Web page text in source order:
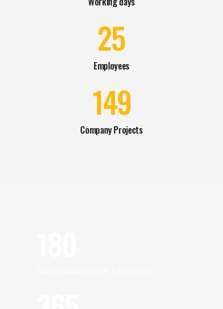
25
Employees
149
Company Projects